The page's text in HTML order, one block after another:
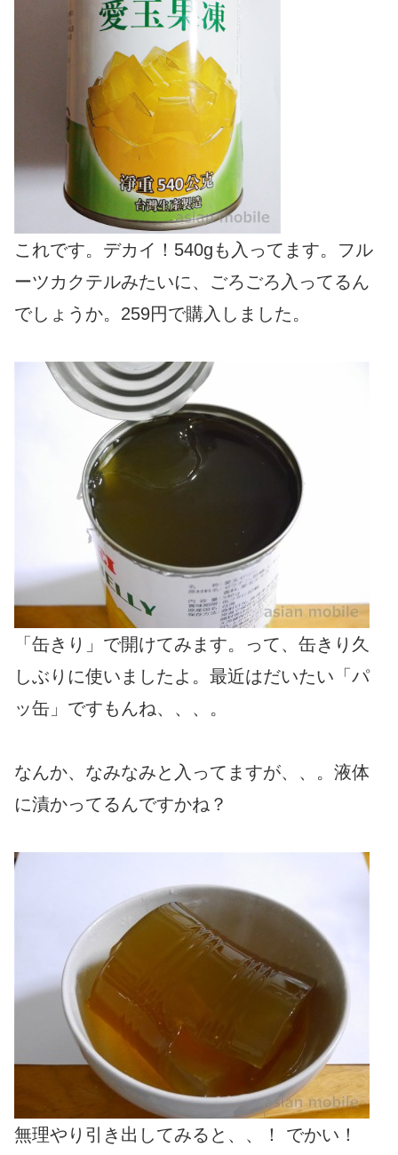
これです。デカイ！540gも入ってます。フル
ーツカクテルみたいに、ごろごろ入ってるん
でしょうか。259円で購入しました。
「缶きり」で開けてみます。って、缶きり久
しぶりに使いましたよ。最近はだいたい「パ
ッ缶」ですもんね、、、。
なんか、なみなみと入ってますが、、。液体
に漬かってるんですかね？
無理やり引き出してみると、、！ でかい！